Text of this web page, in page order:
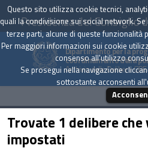
Presidenza del Consiglio
Dipartimento per la
coordinamento della
Archivio delle Delibere
Trovate 1 delibere
impostati
Questo sito utilizza cookie tecnici,
quali la condivisione sui social network.
terze parti, alcune di queste funzionalità
Per maggiori informazioni sui cookie
consenso all'utilizzo
Se prosegui nella navigazione
sottostante acconsenti